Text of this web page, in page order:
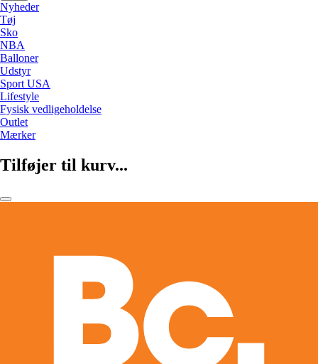
Nyheder
Tøj
Sko
NBA
Balloner
Udstyr
Sport USA
Lifestyle
Fysisk vedligeholdelse
Outlet
Mærker
Tilføjer til kurv...